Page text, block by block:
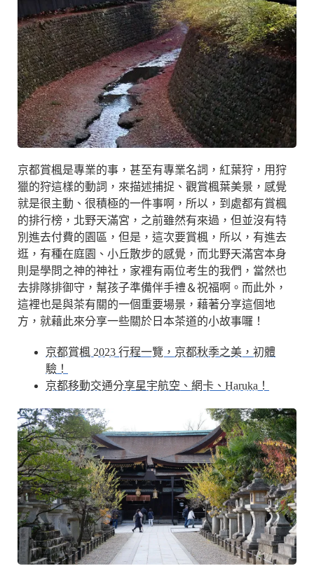
京都賞楓是專業的事，甚至有專業名詞，紅葉狩，用狩
獵的狩這樣的動詞，來描述捕捉、觀賞楓葉美景，感覺
就是很主動、很積極的一件事啊，所以，到處都有賞楓
的排行榜，北野天滿宮，之前雖然有來過，但並沒有特
別進去付費的園區，但是，這次要賞楓，所以，有進去
逛，有種在庭園、小丘散步的感覺，而北野天滿宮本身
則是學問之神的神社，家裡有兩位考生的我們，當然也
去排隊排御守，幫孩子準備伴手禮＆祝福啊。而此外，
這裡也是與茶有關的一個重要場景，藉著分享這個地
方，就藉此來分享一些關於日本茶道的小故事囉！
京都賞楓 2023 行程一覽，京都秋季之美，初體
驗！
京都移動交通分享星宇航空、網卡、Haruka！